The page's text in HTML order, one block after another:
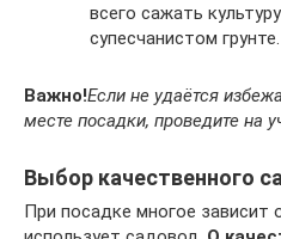
всего сажать
супесчанистом грунте.
Важно!Если не удаётся
месте посадки, проведите на
Выбор качественного
При посадке многое зависит